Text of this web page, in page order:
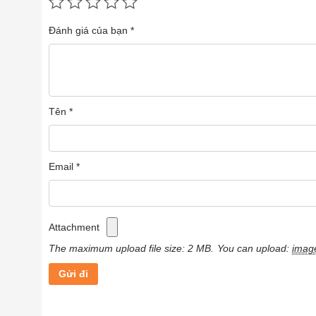
Đánh giá của bạn *
Tên *
Email *
Attachment
The maximum upload file size: 2 MB.
You can upload: